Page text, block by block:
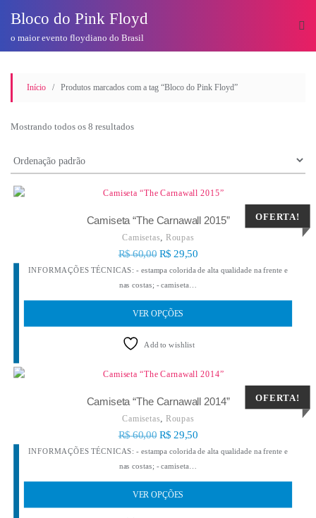
conteúdo
Bloco do Pink Floyd
o maior evento floydiano do Brasil
Início / Produtos marcados com a tag “Bloco do Pink Floyd”
Mostrando todos os 8 resultados
OFERTA!
Camiseta “The Carnawall 2015”
Camisetas Roupas
R$60,00 R$ 29,50
INFORMAÇÕES TÉCNICAS: - estampa colorida de alta qualidade na frente e
nas costas; - camiseta…
VER OPÇÕES
Add to wishlist
OFERTA!
Camiseta “The Carnawall 2014”
Camisetas Roupas
R$60,00 R$ 29,50
INFORMAÇÕES TÉCNICAS: - estampa colorida de alta qualidade na frente e
nas costas; - camiseta…
VER OPÇÕES